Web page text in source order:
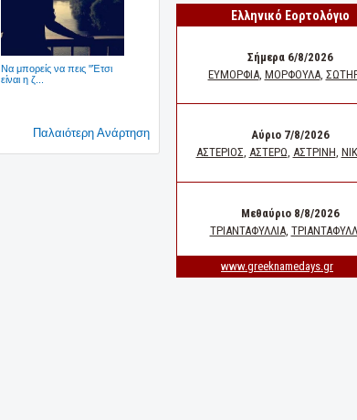
Να μπορείς να πεις ''Έτσι
είναι η ζ...
Παλαιότερη Ανάρτηση